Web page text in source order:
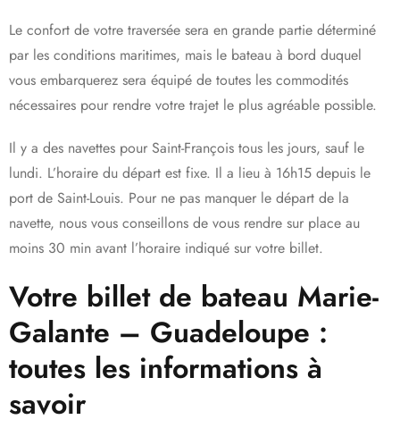
Le confort de votre traversée sera en grande partie déterminé
par les conditions maritimes, mais le bateau à bord duquel
vous embarquerez sera équipé de toutes les commodités
nécessaires pour rendre votre trajet le plus agréable possible.
Il y a des navettes pour Saint-François tous les jours, sauf le
lundi. L’horaire du départ est fixe. Il a lieu à 16h15 depuis le
port de Saint-Louis. Pour ne pas manquer le départ de la
navette, nous vous conseillons de vous rendre sur place au
moins 30 min avant l’horaire indiqué sur votre billet.
Votre billet de bateau Marie-
Galante – Guadeloupe :
toutes les informations à
savoir